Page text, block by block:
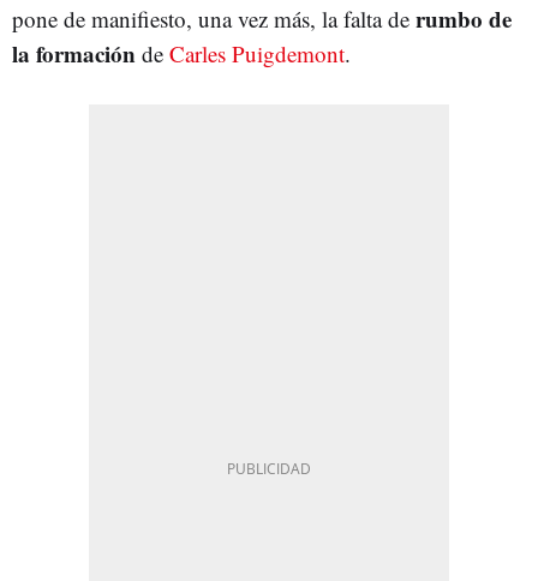
pone de manifiesto, una vez más, la falta de rumbo de
la formación de Carles Puigdemont.